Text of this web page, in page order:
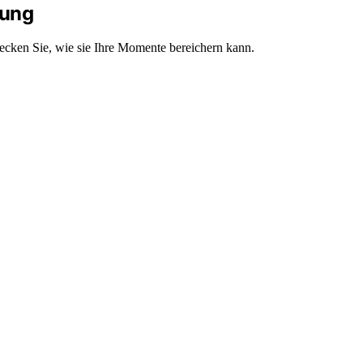
Sie, wie sie Ihre Momente bereichern kann.